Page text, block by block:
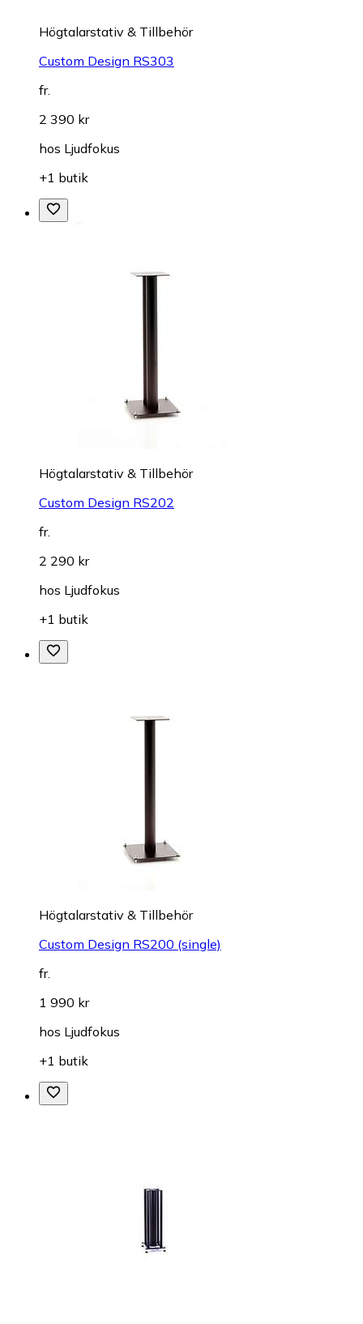
Högtalarstativ & Tillbehör
Custom Design RS303
fr.
2 390 kr
hos Ljudfokus
+1 butik
Högtalarstativ & Tillbehör
Custom Design RS202
fr.
2 290 kr
hos Ljudfokus
+1 butik
Högtalarstativ & Tillbehör
Custom Design RS200 (single)
fr.
1 990 kr
hos Ljudfokus
+1 butik